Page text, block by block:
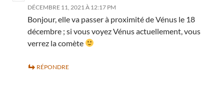
DÉCEMBRE 11, 2021 À 12:17 PM
Bonjour, elle va passer à proximité de Vénus le 18
décembre ; si vous voyez Vénus actuellement, vous
verrez la comète
RÉPONDRE